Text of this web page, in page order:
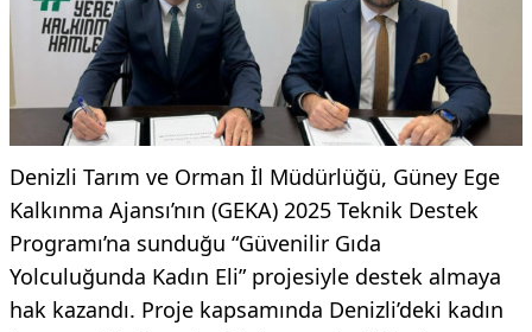
Denizli Tarım ve Orman İl Müdürlüğü, Güney Ege
Kalkınma Ajansı’nın (GEKA) 2025 Teknik Destek
Programı’na sunduğu “Güvenilir Gıda
Yolculuğunda Kadın Eli” projesiyle destek almaya
hak kazandı. Proje kapsamında Denizli’deki kadın